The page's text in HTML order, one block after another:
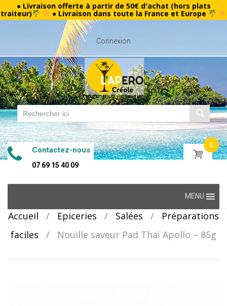
● Livraison offerte à partir de 50€ d'achat (hors plats
traiteur) ● Livraison dans toute la France et Europe
Connexion
Contactez-nous
07 69 15 40 09
0
content
MENU
Accueil / Epiceries / Salées /
Préparations
faciles
/ Nouille saveur Pad Thaï Apollo – 85g